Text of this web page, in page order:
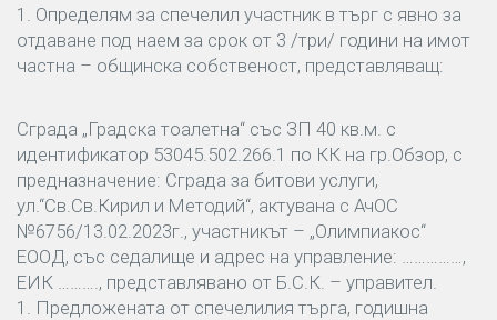
1. Определям за спечелил участник в търг с явно за
отдаване под наем за срок от 3 /три/ години на имот
частна – общинска собственост, представляващ:
Сграда „Градска тоалетна“ със ЗП 40 кв.м. с
идентификатор 53045.502.266.1 по КК на гр.Обзор, с
предназначение: Сграда за битови услуги,
ул.“Св.Св.Кирил и Методий“, актувана с АчОС
№6756/13.02.2023г., участникът – „Олимпиакос“
ЕООД, със седалище и адрес на управление: ……………,
ЕИК ………., представлявано от Б.С.К. – управител.
1. Предложената от спечелилия търга, годишна